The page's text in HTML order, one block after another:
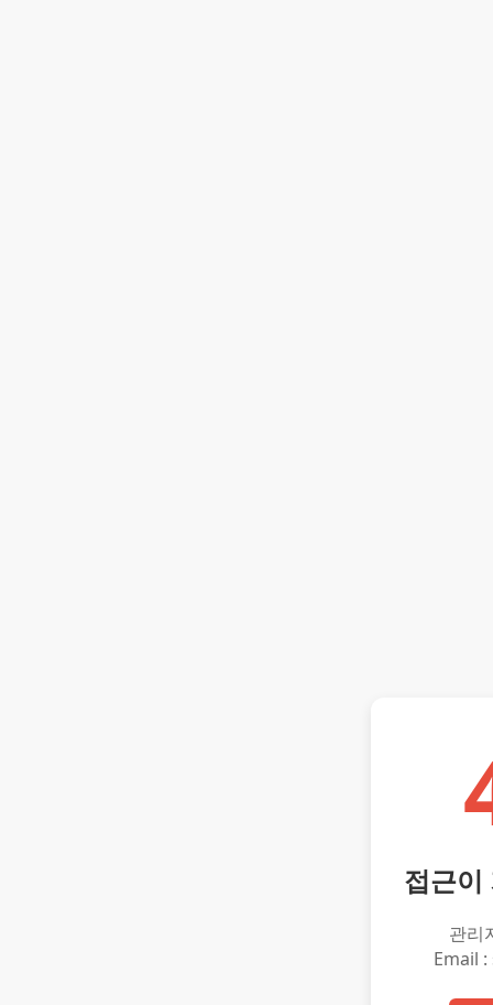
접근이
관리
Email